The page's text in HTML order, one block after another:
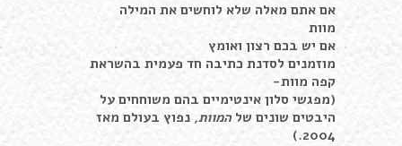
אם אתם מאלה שלא לוחשים את המילה
מוות
אם יש בכם רצון ואומץ
מוזמנים לסדנת כתיבה חד פעמית בהשראת
קפה מוות-
(מפגשי סלון אינטימיים בהם משוחחים על
היבטים שונים שלהמוות, נפוץ בעולם מאז
2004.)